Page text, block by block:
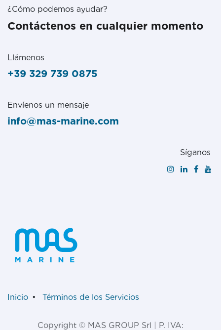
¿Cómo podemos ayudar?
Contáctenos en cualquier momento
Llámenos
+39 329 739 0875
Envíenos un mensaje
info@mas-marine.com
Síganos
Inicio • Términos de los Servicios
Copyright © MAS GROUP Srl | P. IVA: